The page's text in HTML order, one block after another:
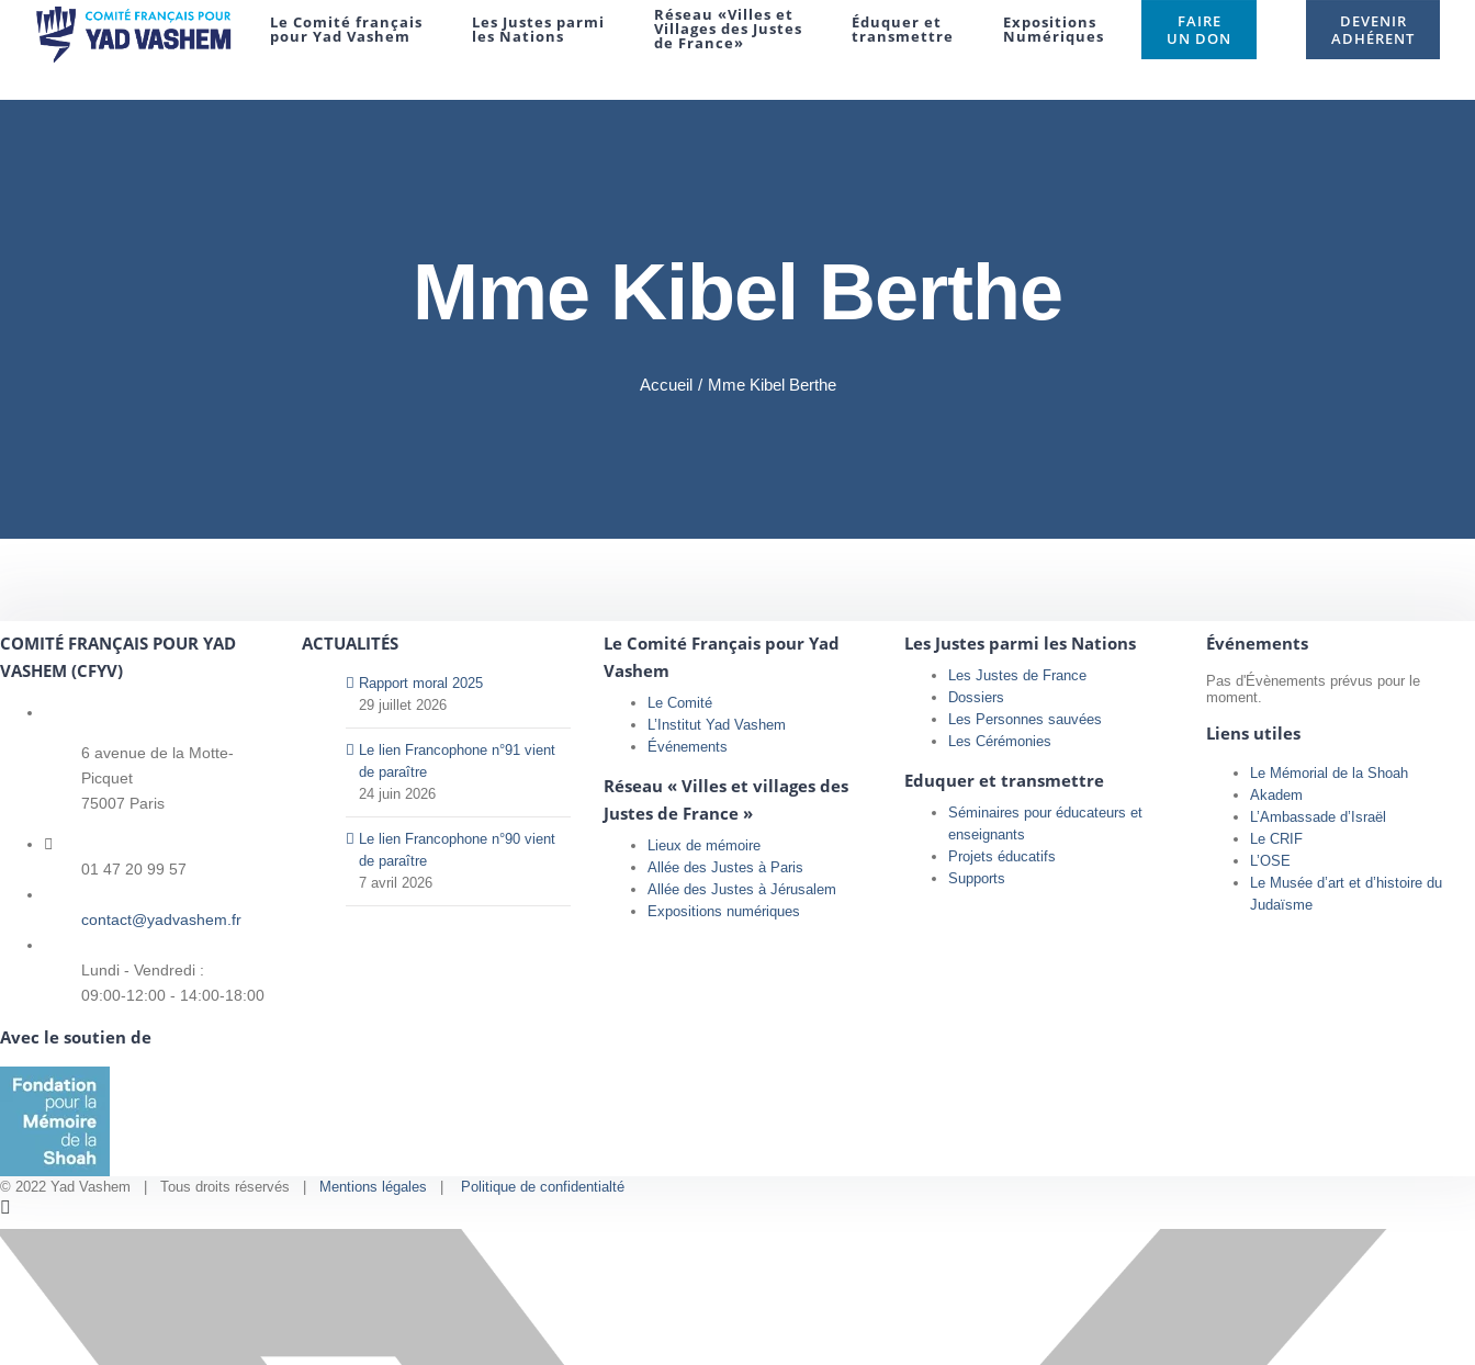
Le Comité français
pour Yad Vashem
Les Justes parmi
les Nations
Réseau «Villes et
Villages des Justes
de France»
Éduquer et
transmettre
Expositions
Numériques
FAIRE
UN DON
DEVENIR
ADHÉRENT
Mme Kibel Berthe
Accueil / Mme Kibel Berthe
COMITÉ FRANÇAIS POUR YAD
VASHEM (CFYV)
6 avenue de la Motte-
Picquet
75007 Paris
01 47 20 99 57
contact@yadvashem.fr
Lundi - Vendredi :
09:00-12:00 - 14:00-18:00
Avec le soutien de
ACTUALITÉS
Rapport moral 2025
29 juillet 2026
Le lien Francophone n°91 vient
de paraître
24 juin 2026
Le lien Francophone n°90 vient
de paraître
7 avril 2026
Le Comité Français pour Yad
Vashem
Le Comité
L’Institut Yad Vashem
Événements
Réseau « Villes et villages des
Justes de France »
Lieux de mémoire
Allée des Justes à Paris
Allée des Justes à Jérusalem
Expositions numériques
Les Justes parmi les Nations
Les Justes de France
Dossiers
Les Personnes sauvées
Les Cérémonies
Eduquer et transmettre
Séminaires pour éducateurs et
enseignants
Projets éducatifs
Supports
Événements
Pas d'Évènements prévus pour le
moment.
Liens utiles
Le Mémorial de la Shoah
Akadem
L’Ambassade d’Israël
Le CRIF
L’OSE
Le Musée d’art et d’histoire du
Judaïsme
© 2022 Yad Vashem | Tous droits réservés | Mentions légales | Politique de confidentialté
X